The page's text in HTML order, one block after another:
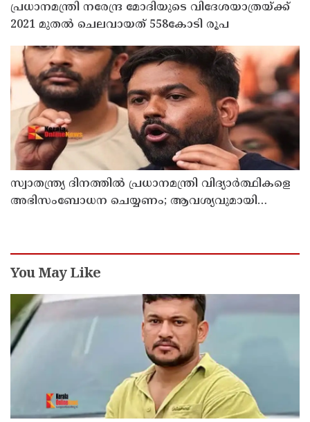
പ്രധാനമന്ത്രി നരേന്ദ്ര മോദിയുടെ വിദേശയാത്രയ്ക്ക്
2021 മുതല്‍ ചെലവായത് 558കോടി രൂപ
സ്വാതന്ത്ര്യ ദിനത്തില്‍ പ്രധാനമന്ത്രി വിദ്യാര്‍ത്ഥികളെ
അഭിസംബോധന ചെയ്യണം; ആവശ്യവുമായി
You May Like